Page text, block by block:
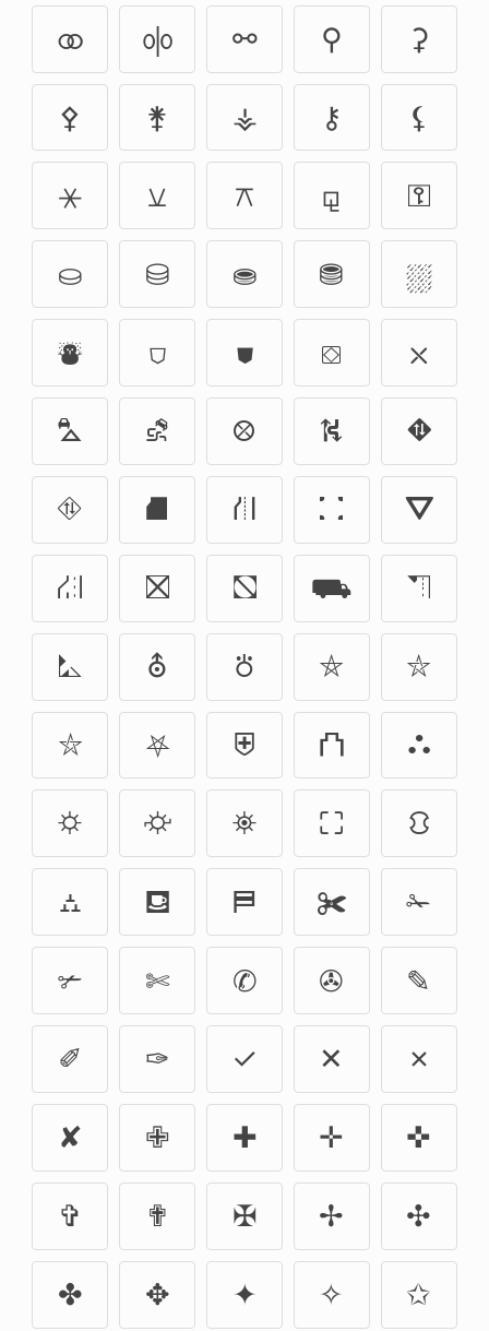
⚭ ⚮ ⚯ ⚲
⚳
⚴
⚵ ⚶ ⚷
⚸
⚹
⚺ ⚻ ⚼
⚿
⛀
⛁ ⛂ ⛃
⛆
⛇
⛉ ⛊ ⛋
⛌
⛍
⛐ ⛒ ⛕
⛖
⛗
⛘ ⛙ ⛚
⛛
⛜
⛝ ⛞ ⛟
⛠
⛡
⛢ ⛣ ⛤
⛥
⛦
⛧ ⛨ ⛫
⛬
⛭
⛮ ⛯ ⛶
⛻
⛼
⛾ ⛿ ✀
✁
✃
✄ ✆ ✇
✎
✐
✑ ✓ ✕
✗
✘
✙ ✚ ✛
✜
✞
✟ ✠ ✢
✣
✤
✥ ✦ ✧
✩